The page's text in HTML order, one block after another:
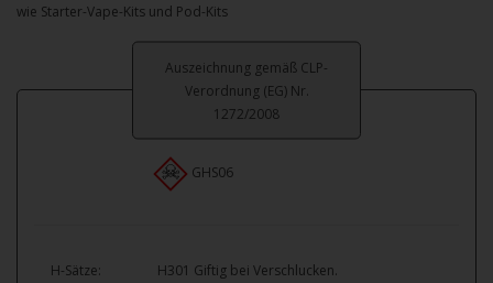
wie Starter-Vape-Kits und Pod-Kits
Auszeichnung gemäß CLP-
Verordnung (EG) Nr.
1272/2008
GHS06
H-Sätze: H301 Giftig bei Verschlucken.